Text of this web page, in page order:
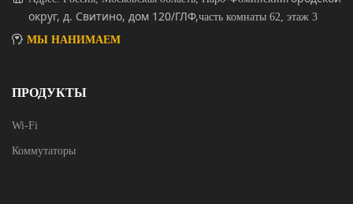
округ, д. Свитино, дом 120/ГЛФ,часть комнаты 62, этаж 3
МЫ НАНИМАЕМ
ПРОДУКТЫ
Wi-Fi
Коммутаторы